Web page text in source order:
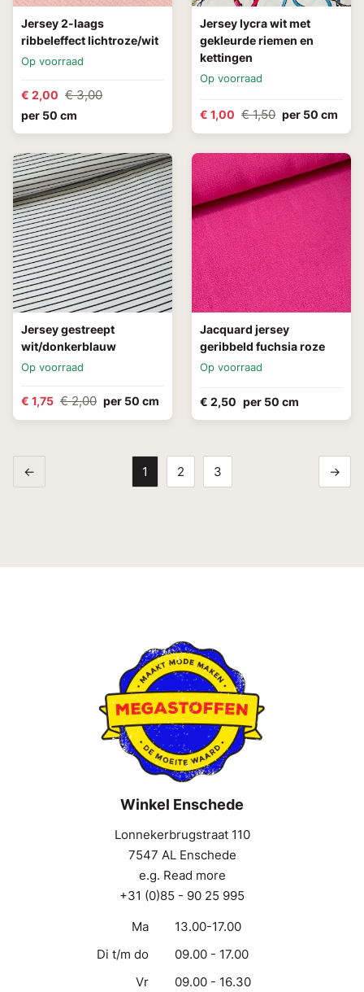
Jersey 2-laags
ribbeleffect lichtroze/wit
Op voorraad
€ 2,00 € 3,00
per 50 cm
Jersey lycra wit met
gekleurde riemen en
kettingen
Op voorraad
€ 1,00 € 1,50 per 50 cm
Jersey gestreept
wit/donkerblauw
Op voorraad
€ 1,75 € 2,00 per 50 cm
Jacquard jersey
geribbeld fuchsia roze
Op voorraad
€ 2,50 per 50 cm
← 1 2 3 →
Winkel Enschede
Lonnekerbrugstraat 110
7547 AL Enschede
e.g. Read more
+31 (0)85 - 90 25 995
Ma
13.00-17.00
Di t/m do
09.00 - 17.00
Vr
09.00 - 16.30